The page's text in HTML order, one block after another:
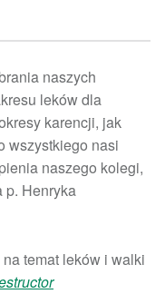
naszych
leków dla
karencji, jak
wszystkiego nasi
naszego kolegi,
p. Henryka
temat leków i walki